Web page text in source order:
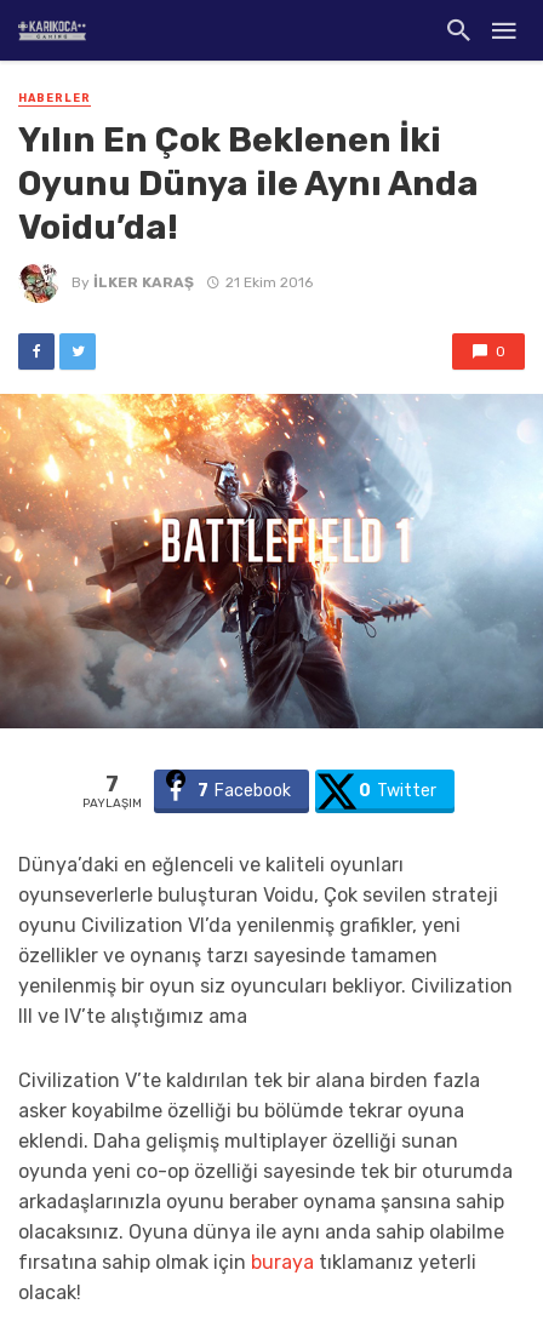
HABERLER
Yılın En Çok Beklenen İki
Oyunu Dünya ile Aynı Anda
Voidu’da!
By İLKER KARAŞ 21 Ekim 2016
0
7
PAYLAŞIM
7 Facebook 0 Twitter
Dünya’daki en eğlenceli ve kaliteli oyunları
oyunseverlerle buluşturan Voidu, Çok sevilen strateji
oyunu Civilization VI’da yenilenmiş grafikler, yeni
özellikler ve oynanış tarzı sayesinde tamamen
yenilenmiş bir oyun siz oyuncuları bekliyor. Civilization
III ve IV’te alıştığımız ama
Civilization V’te kaldırılan tek bir alana birden fazla
asker koyabilme özelliği bu bölümde tekrar oyuna
eklendi. Daha gelişmiş multiplayer özelliği sunan
oyunda yeni co-op özelliği sayesinde tek bir oturumda
arkadaşlarınızla oyunu beraber oynama şansına sahip
olacaksınız. Oyuna dünya ile aynı anda sahip olabilme
fırsatına sahip olmak için buraya tıklamanız yeterli
olacak!